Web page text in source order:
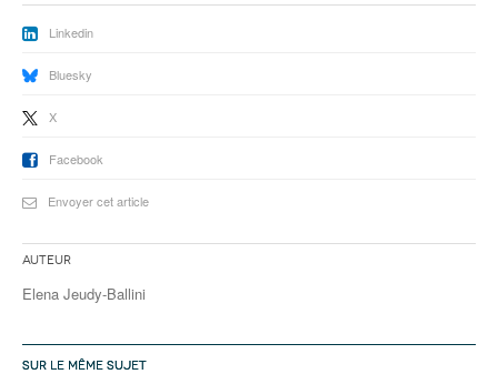
Linkedin
Bluesky
X
Facebook
Envoyer cet article
Auteur
Elena Jeudy-Ballini
SUR LE MÊME SUJET